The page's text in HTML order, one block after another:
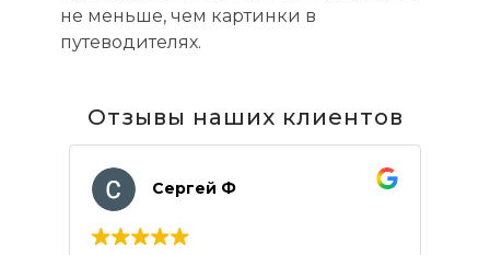
не меньше, чем картинки в
путеводителях.
Отзывы наших клиентов
Сергей Ф